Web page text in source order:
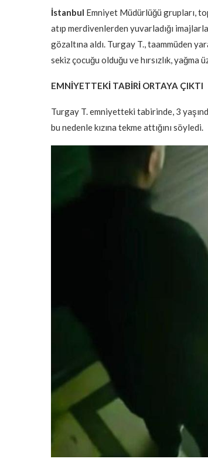
İstanbul Emniyet Müdürlüğü grupları,
atıp merdivenlerden yuvarladığı
gözaltına aldı. Turgay T., taammüden
sekiz çocuğu olduğu ve hırsızlık,
EMNİYETTEKİ TABİRİ ORTAYA ÇIKTI
Turgay T. emniyetteki tabirinde, 3
bu nedenle kızına tekme attığını söyledi.